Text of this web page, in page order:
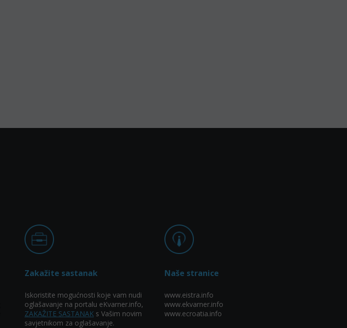
Zakažite sastanak
Iskoristite mogućnosti koje vam nudi
oglašavanje na portalu eKvarner.info,
ZAKAŽITE SASTANAK s Vašim novim
savjetnikom za oglašavanje.
Naše stranice
www.eistra.info
www.ekvarner.info
www.ecroatia.info